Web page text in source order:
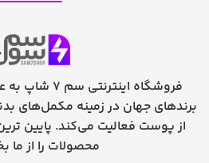
فروشگاه
برندهای جهان در زمینه مکمل‌های
از پوست فعالیت می‌کند. پایین
محصولات را از ما